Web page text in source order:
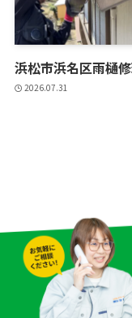
浜松市浜名区雨樋
2026.07.31